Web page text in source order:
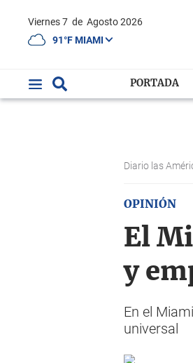
Viernes 7 de Agosto 2026
91°F MIAMI
PORTADA
Diario las
OPINIÓN
El
y
En el
universal